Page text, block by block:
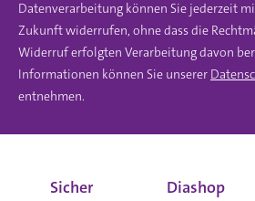
Datenverarbeitung können Sie jederzeit
Zukunft widerrufen, ohne dass die
Widerruf erfolgten Verarbeitung davon
Informationen können Sie unserer
entnehmen.
Sicher
Diashop